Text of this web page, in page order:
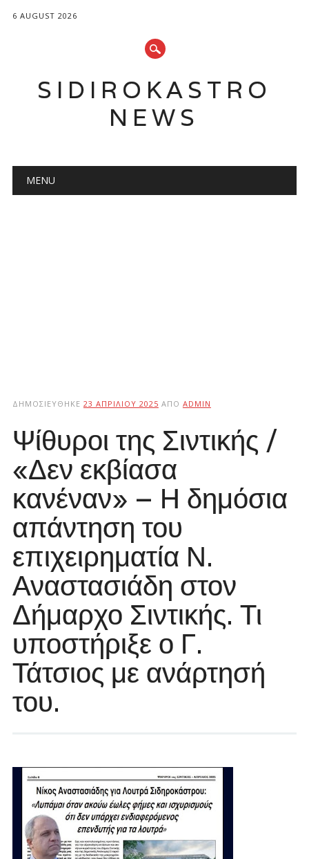
6 AUGUST 2026
SIDIROKASTRO
NEWS
Main menu
MENU
ΔΗΜΟΣΙΕΎΘΗΚΕ 23 ΑΠΡΙΛΊΟΥ 2025 ΑΠΌ ADMIN
Ψίθυροι της Σιντικής /
«Δεν εκβίασα
κανέναν» – Η δημόσια
απάντηση του
επιχειρηματία Ν.
Αναστασιάδη στον
Δήμαρχο Σιντικής. Τι
υποστήριξε ο Γ.
Τάτσιος με ανάρτησή
του.